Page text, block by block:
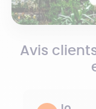
Avis